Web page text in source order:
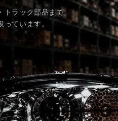
トラック部品まで
っています。